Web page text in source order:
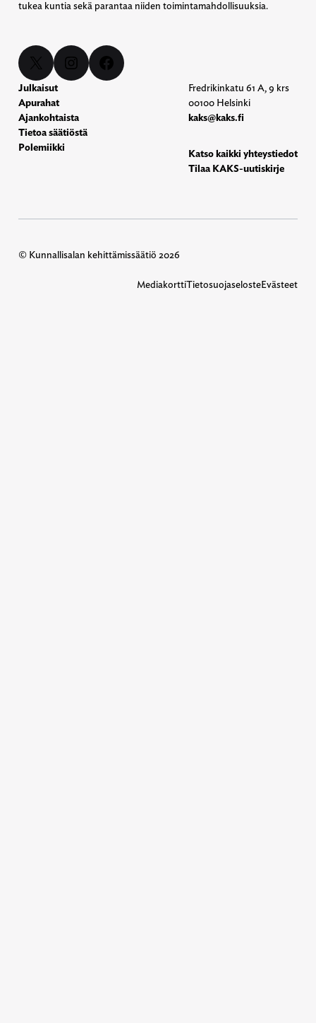
tukea kuntia sekä parantaa niiden toimintamahdollisuuksia.
X Instagram Facebook
Julkaisut
Apurahat
Ajankohtaista
Tietoa säätiöstä
Polemiikki
Fredrikinkatu 61 A, 9 krs
00100 Helsinki
kaks@kaks.fi
Katso kaikki yhteystiedot
Tilaa KAKS-uutiskirje
© Kunnallisalan kehittämissäätiö 2026
MediakorttiTietosuojaselosteEvästeet